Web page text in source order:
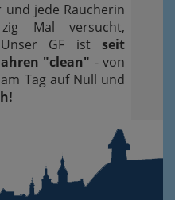
und jede Raucherin
Mal versucht,
GF ist seit
"clean" - von
Tag auf Null und